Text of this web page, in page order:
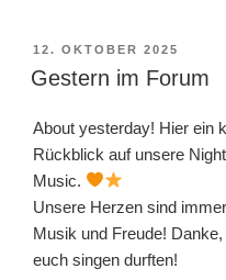
VERÖFFENTLICHT
AM
12. OKTOBER 2025
Gestern im Forum
About yesterday! Hier ein
Rückblick auf unsere
Music.
Unsere Herzen sind
Musik und Freude!
euch singen durften!